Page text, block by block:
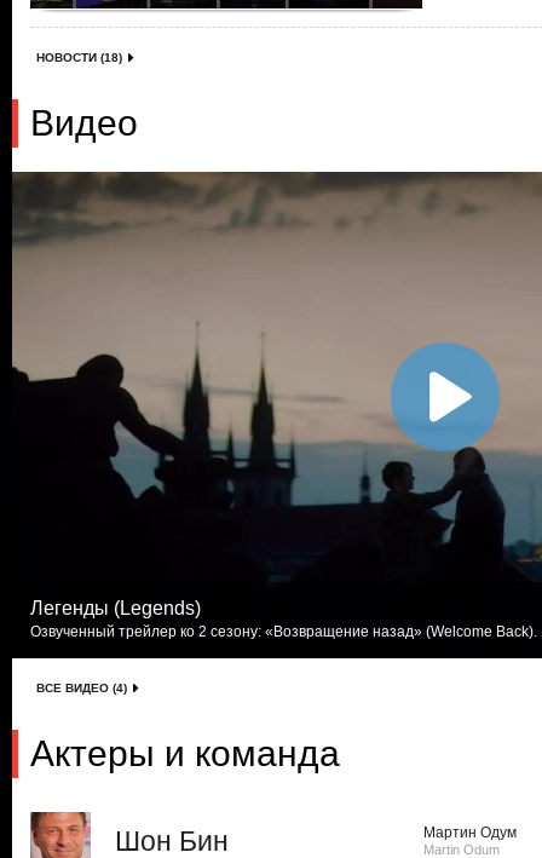
НОВОСТИ (18)
Видео
Легенды (Legends)
Озвученный трейлер ко 2 сезону: «Возвращение назад» (Welcome Back).
ВСЕ ВИДЕО (4)
Актеры и команда
Шон Бин Мартин Одум
Martin Odum